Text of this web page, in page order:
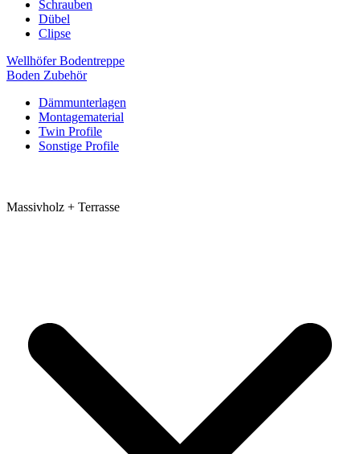
Schrauben
Dübel
Clipse
Wellhöfer Bodentreppe
Boden Zubehör
Dämmunterlagen
Montagematerial
Twin Profile
Sonstige Profile
Massivholz + Terrasse